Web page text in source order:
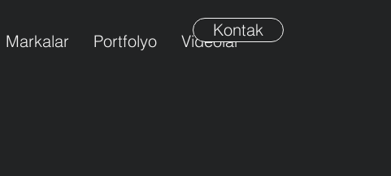
Markalar Portfolyo Videolar
Kontak